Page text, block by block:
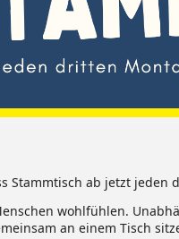
Stammtisch ab jetzt
wohlfühlen.
an einem Tisch